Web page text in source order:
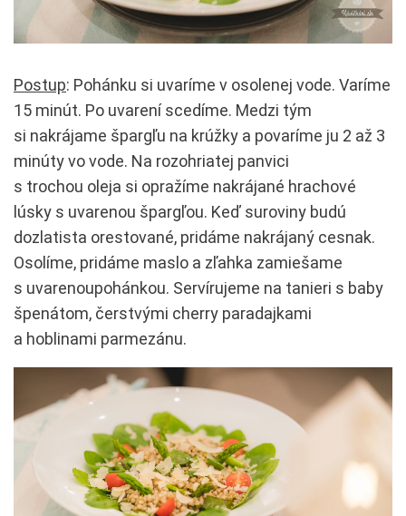
Postup: Pohánku si uvaríme v osolenej vode. Varíme
15 minút. Po uvarení scedíme. Medzi tým
si nakrájame špargľu na krúžky a povaríme ju 2 až 3
minúty vo vode. Na rozohriatej panvici
s trochou oleja si opražíme nakrájané hrachové
lúsky s uvarenou špargľou. Keď suroviny budú
dozlatista orestované, pridáme nakrájaný cesnak.
Osolíme, pridáme maslo a zľahka zamiešame
s uvarenoupohánkou. Servírujeme na tanieri s baby
špenátom, čerstvými cherry paradajkami
a hoblinami parmezánu.